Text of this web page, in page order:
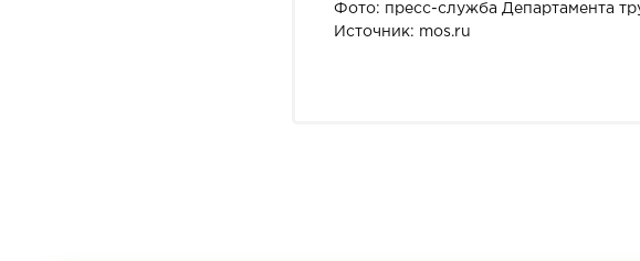
Фото: пресс-служба Департамента
Источник: mos.ru